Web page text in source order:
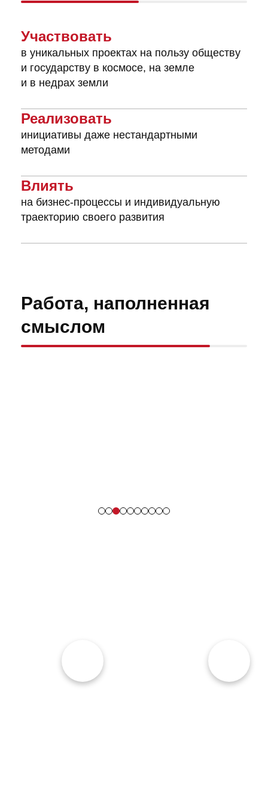
Участвовать
в уникальных проектах на пользу обществу
и государству в космосе, на земле
и в недрах земли
Реализовать
инициативы даже нестандартными
методами
Влиять
на бизнес-процессы и индивидуальную
траекторию своего развития
Работа, наполненная
смыслом